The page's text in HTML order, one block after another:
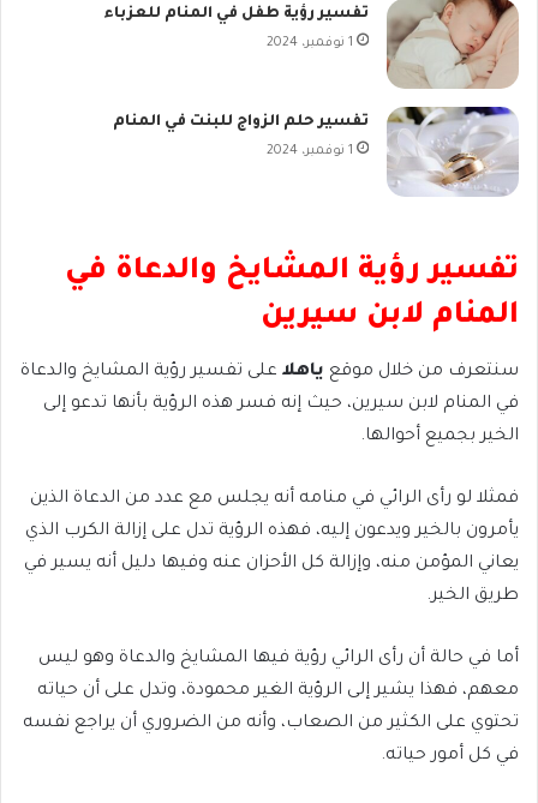
تفسير رؤية طفل في المنام للعزباء
1 نوفمبر، 2024
تفسير حلم الزواج للبنت في المنام
1 نوفمبر، 2024
تفسير رؤية المشايخ والدعاة في
المنام لابن سيرين
سنتعرف من خلال موقع ياهلا على تفسير رؤية المشايخ والدعاة
في المنام لابن سيرين، حيث إنه فسر هذه الرؤية بأنها تدعو إلى
الخير بجميع أحوالها.
فمثلا لو رأى الرائي في منامه أنه يجلس مع عدد من الدعاة الذين
يأمرون بالخير ويدعون إليه، فهذه الرؤية تدل على إزالة الكرب الذي
يعاني المؤمن منه، وإزالة كل الأحزان عنه وفيها دليل أنه يسير في
طريق الخير.
أما في حالة أن رأى الرائي رؤية فيها المشايخ والدعاة وهو ليس
معهم، فهذا يشير إلى الرؤية الغير محمودة، وتدل على أن حياته
تحتوي على الكثير من الصعاب، وأنه من الضروري أن يراجع نفسه
في كل أمور حياته.